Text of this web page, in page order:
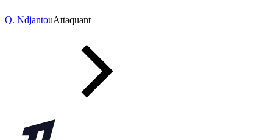
Q. NdjantouAttaquant